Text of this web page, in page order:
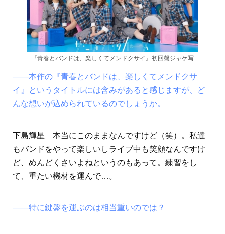
『青春とバンドは、楽しくてメンドクサイ』初回盤ジャケ写
――本作の『青春とバンドは、楽しくてメンドクサ
イ』というタイトルには含みがあると感じますが、ど
んな想いが込められているのでしょうか。
下島輝星 本当にこのままなんですけど（笑）。私達
もバンドをやって楽しいしライブ中も笑顔なんですけ
ど、めんどくさいよねというのもあって。練習をし
て、重たい機材を運んで…。
――特に鍵盤を運ぶのは相当重いのでは？